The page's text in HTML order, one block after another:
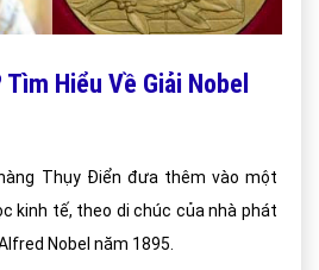
Tìm Hiểu Về Giải Nobel
Thụy Điển đưa thêm vào một
kinh tế, theo di chúc của nhà phát
Nobel năm 1895.